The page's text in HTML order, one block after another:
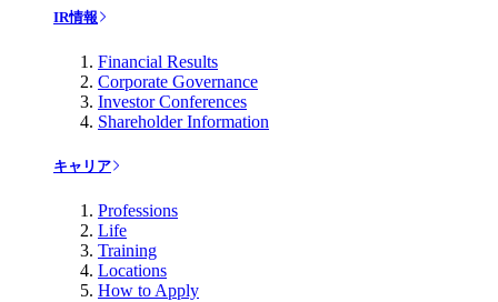
IR情報
Financial Results
Corporate Governance
Investor Conferences
Shareholder Information
キャリア
Professions
Life
Training
Locations
How to Apply